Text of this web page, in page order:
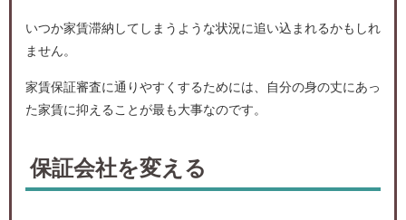
いつか家賃滞納してしまうような状況に追い込まれるかもしれ
ません。
家賃保証審査に通りやすくするためには、自分の身の丈にあっ
た家賃に抑えることが最も大事なのです。
保証会社を変える